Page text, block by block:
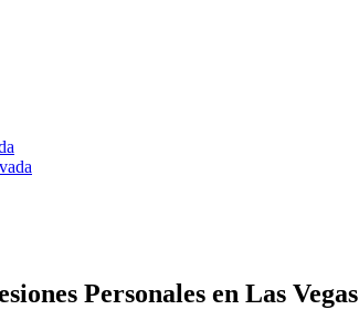
Personales en Las Vegas